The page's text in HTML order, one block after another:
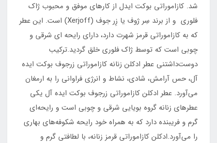
شد. کازاموراتی بوکت ایدل از کارهای موفق و محبوب ژاک
فلوری و از برند سِر ژوف یا زِر جوف (Xerjoff) است. این عطر
که به کازاموراتی قرمز شهرت دارد، دارای رایحه ای شرقی و
چوبی است که توسط ژاک فلوری خلق گردید.ترکیب
دوست‌داشتنی عطر ادکلن زنانه کازاموراتی زرجوف بوکت ایده
آل، حس آرامش، شادی، نشاط و انرژی فراوانی را به ارمغان
می‌آورد. عطر ادکلن کازاموراتی زرجوف بوکت ایده آل یکی
عطرهای زنانه گروه بویایی شرقی و چوبی است و رایحه‌ای
گرم و فریبنده دارد که به همراه خود رایحه شکوفه‌های بهاری
را می‌آورد.ادکلن کازاموراتی قرمز زنانه، با لطافتی گرم و